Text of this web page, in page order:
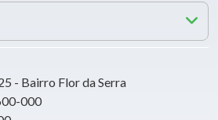
- Bairro Flor da Serra
000